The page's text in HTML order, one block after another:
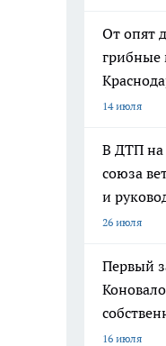
От опят
14 июля
В ДТП на
союза
и
26 июля
Первый
16 июля